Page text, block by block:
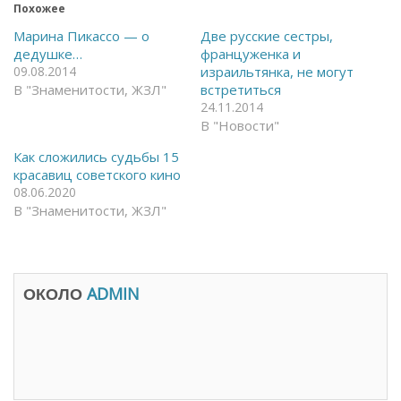
ь
а
F
a
c
e
b
т
к
р
ы
в
а
в
н
о
с
я
l
(
О
т
р
ы
с
я
в
Похожее
Марина Пикассо — о
дедушке…
09.08.2014
В "Знаменитости, ЖЗЛ"
Две русские сестры,
француженка и
израильтянка, не могут
встретиться
24.11.2014
В "Новости"
Как сложились судьбы 15
красавиц советского кино
08.06.2020
В "Знаменитости, ЖЗЛ"
ОКОЛО ADMIN